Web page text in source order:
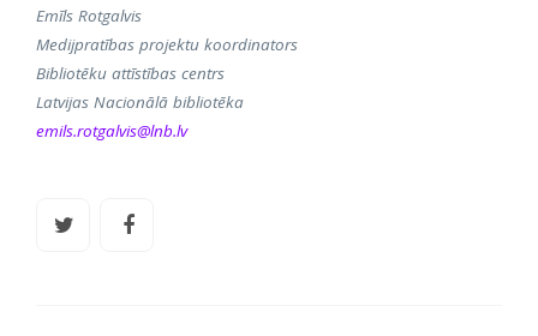
Emīls Rotgalvis
Medijpratības projektu koordinators
Bibliotēku attīstības centrs
Latvijas Nacionālā bibliotēka
emils.rotgalvis@lnb.lv